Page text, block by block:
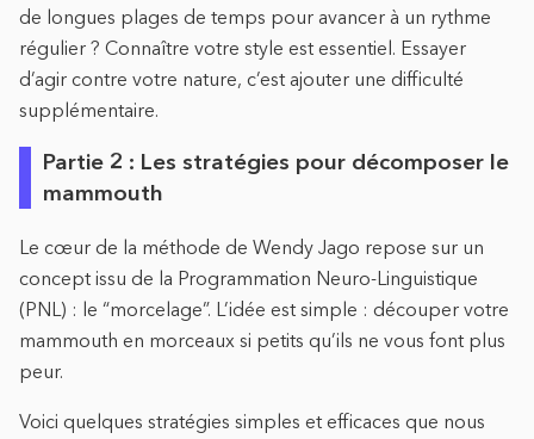
de longues plages de temps pour avancer à un rythme
régulier ? Connaître votre style est essentiel. Essayer
d’agir contre votre nature, c’est ajouter une difficulté
supplémentaire.
Partie 2 : Les stratégies pour décomposer le
mammouth
Le cœur de la méthode de Wendy Jago repose sur un
concept issu de la Programmation Neuro-Linguistique
(PNL) : le “morcelage”. L’idée est simple : découper votre
mammouth en morceaux si petits qu’ils ne vous font plus
peur.
Voici quelques stratégies simples et efficaces que nous